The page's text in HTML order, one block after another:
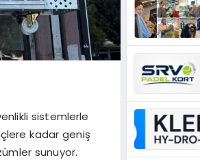
sistemlerle
kadar geniş
sunuyor.